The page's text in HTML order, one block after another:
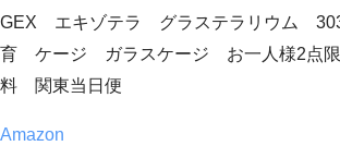
GEX エキゾテラ グラステラリウム
育 ケージ ガラスケージ お一人様2点
料 関東当日便
Amazon